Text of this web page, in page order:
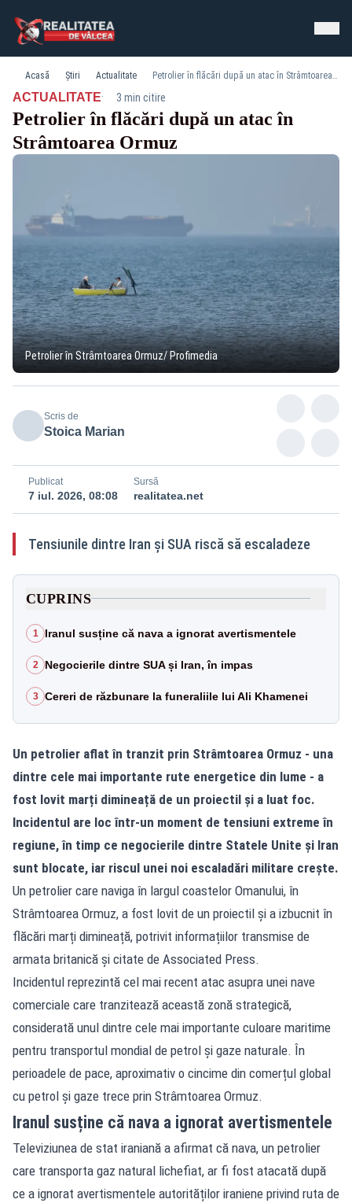
Acasă Știri Actualitate Petrolier în flăcări după un atac în Strâmtoarea Ormuz
ACTUALITATE· 3 min citire
Petrolier în flăcări după un atac în
Strâmtoarea Ormuz
Petrolier în Strâmtoarea Ormuz/ Profimedia
Scris de
Stoica Marian
Publicat
7 iul. 2026, 08:08
Sursă
realitatea.net
Tensiunile dintre Iran și SUA riscă să escaladeze
CUPRINS
1 Iranul susține că nava a ignorat avertismentele
2 Negocierile dintre SUA și Iran, în impas
3 Cereri de răzbunare la funeraliile lui Ali Khamenei
Un petrolier aflat în tranzit prin Strâmtoarea Ormuz - una
dintre cele mai importante rute energetice din lume - a
fost lovit marți dimineață de un proiectil și a luat foc.
Incidentul are loc într-un moment de tensiuni extreme în
regiune, în timp ce negocierile dintre Statele Unite și Iran
sunt blocate, iar riscul unei noi escaladări militare crește.
Un petrolier care naviga în largul coastelor Omanului, în
Strâmtoarea Ormuz, a fost lovit de un proiectil și a izbucnit în
flăcări marți dimineață, potrivit informațiilor transmise de
armata britanică și citate de Associated Press.
Incidentul reprezintă cel mai recent atac asupra unei nave
comerciale care tranzitează această zonă strategică,
considerată unul dintre cele mai importante culoare maritime
pentru transportul mondial de petrol și gaze naturale. În
perioadele de pace, aproximativ o cincime din comerțul global
cu petrol și gaze trece prin Strâmtoarea Ormuz.
Iranul susține că nava a ignorat avertismentele
Televiziunea de stat iraniană a afirmat că nava, un petrolier
care transporta gaz natural lichefiat, ar fi fost atacată după
ce a ignorat avertismentele autorităților iraniene privind ruta de